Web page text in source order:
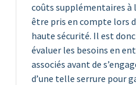
coûts supplémentaires à
être pris en compte lors
haute sécurité. Il est
évaluer les besoins en
associés avant de
d’une telle serrure pour